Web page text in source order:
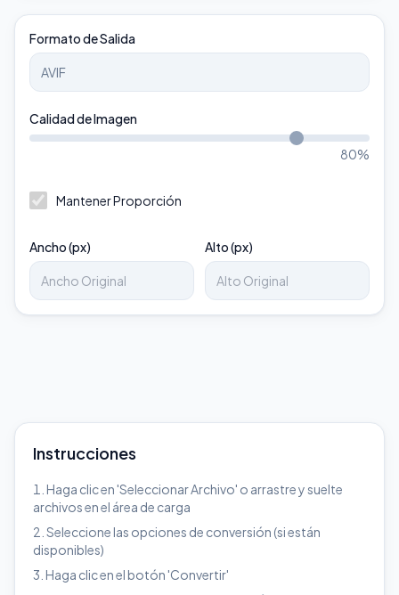
Formato de Salida
Calidad de Imagen
80%
Mantener Proporción
Ancho (px) Alto (px)
Instrucciones
Haga clic en 'Seleccionar Archivo' o arrastre y suelte
archivos en el área de carga
Seleccione las opciones de conversión (si están
disponibles)
Haga clic en el botón 'Convertir'